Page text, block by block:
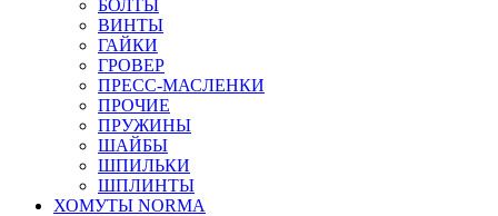
БОЛТЫ
ВИНТЫ
ГАЙКИ
ГРОВЕР
ПРЕСС-МАСЛЕНКИ
ПРОЧИЕ
ПРУЖИНЫ
ШАЙБЫ
ШПИЛЬКИ
ШПЛИНТЫ
ХОМУТЫ NORMA